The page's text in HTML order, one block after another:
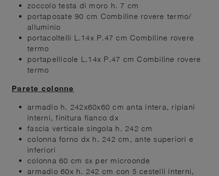
zoccolo testa di moro h. 7 cm
portaposate 90 cm Combiline rovere termo/
alluminio
portacoltelli L.14x P.47 cm Combiline rovere
termo
portapellicole L.14x P.47 cm Combiline rovere
termo
Parete colonne
armadio h. 242x60x60 cm anta intera, ripiani
interni, finitura fianco dx
fascia verticale singola h. 242 cm
colonna forno dx h. 242 cm, ante superiori e
inferiori
colonna 60 cm sx per microonde
armadio 60x h. 242 cm con 5 cestelli interni,